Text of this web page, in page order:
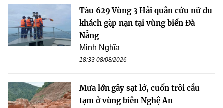
Tàu 629 Vùng 3 Hải quân cứu nữ du
khách gặp nạn tại vùng biển Đà
Nẵng
Minh Nghĩa
18:33 08/08/2026
Mưa lớn gây sạt lở, cuốn trôi cầu
tạm ở vùng biên Nghệ An